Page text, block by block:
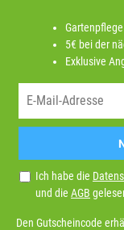
5€ bei der
Exklusive
Ich habe die
und die AGB
Den Gutscheincode